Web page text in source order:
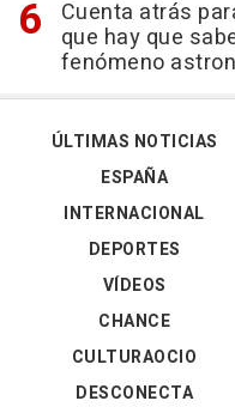
Cuenta atrás
que hay que
fenómeno
ÚLTIMAS NOTICIAS
ESPAÑA
INTERNACIONAL
DEPORTES
VÍDEOS
CHANCE
CULTURAOCIO
DESCONECTA